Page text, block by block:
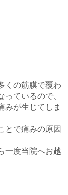
くの筋膜で覆わ
ているので、
みが生じてしま
とで痛みの原因
一度当院へお越